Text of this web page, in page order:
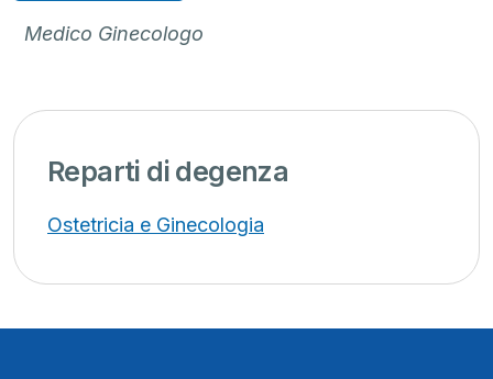
Reparti di degenza
Ostetricia e Ginecologia
Medico Ginecologo